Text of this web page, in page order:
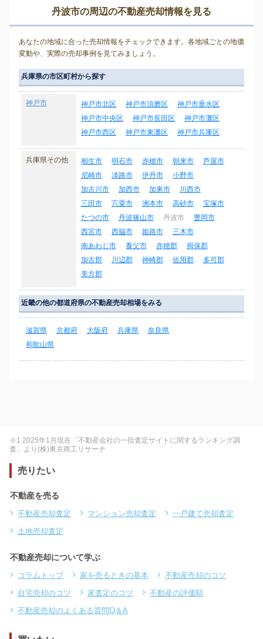
丹波市の周辺の不動産売却情報を見る
あなたの地域に合った売却情報をチェックできます。各地域ごとの地価
変動や、実際の売却事例を見てみましょう。
兵庫県の市区町村から探す
神戸市 神戸市北区 神戸市須磨区
神戸市垂水区
神戸市中央区
神戸市長田区
神戸市灘区
神戸市西区
神戸市東灘区 神戸市兵庫区
兵庫県その他 相生市 明石市 赤穂市 朝来市
芦屋市
尼崎市
淡路市 伊丹市
小野市
加古川市
加西市 加東市
川西市
三田市
宍粟市 洲本市 高砂市
宝塚市
たつの市
丹波篠山市 丹波市
豊岡市
西宮市
西脇市 姫路市
三木市
南あわじ市
養父市 赤穂郡
揖保郡
加古郡
川辺郡 神崎郡 佐用郡
多可郡
美方郡
近畿の他の都道府県の不動産売却相場をみる
滋賀県 京都府 大阪府 兵庫県
奈良県
和歌山県
※1 2025年1月現在「不動産会社の一括査定サイトに関するランキング調
査」より(株)東京商工リサーチ
売りたい
不動産を売る
不動産売却査定 マンション売却査定
一戸建て売却査定
土地売却査定
不動産売却について学ぶ
コラムトップ 家を売るときの基本
不動産売却のコツ
自宅売却のコツ
家査定のコツ
不動産の評価額
不動産売却のよくある質問Q＆A